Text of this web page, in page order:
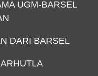
UGM-BARSEL
DARI BARSEL